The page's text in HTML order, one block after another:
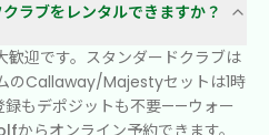
ラブをレンタルできますか？
歓迎です。スタンダードクラブは
のCallaway/Majestyセットは1時
録もデポジットも不要——ウォー
からオンライン予約できます。